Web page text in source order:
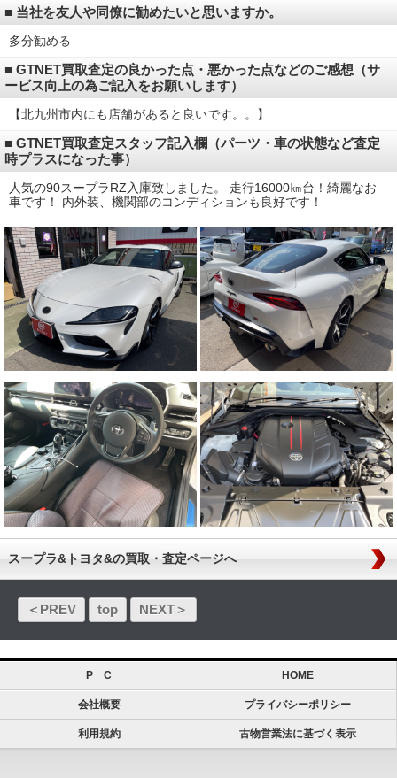
■ 当社を友人や同僚に勧めたいと思いますか。
多分勧める
■ GTNET買取査定の良かった点・悪かった点などのご感想（サ
ービス向上の為ご記入をお願いします）
【北九州市内にも店舗があると良いです。。】
■ GTNET買取査定スタッフ記入欄（パーツ・車の状態など査定
時プラスになった事）
人気の90スープラRZ入庫致しました。 走行16000㎞台！綺麗なお
車です！ 内外装、機関部のコンディションも良好です！
スープラ&トヨタ&の買取・査定ページへ
＜PREV top NEXT＞
P C HOME
会社概要 プライバシーポリシー
利用規約 古物営業法に基づく表示